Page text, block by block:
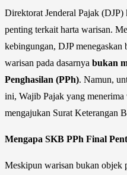
Direktorat Jenderal Pajak
penting terkait harta warisan.
kebingungan, DJP menegaskan
warisan pada dasarnya bukan
Penghasilan (PPh). Namun,
ini, Wajib Pajak yang
mengajukan Surat Keterangan
Mengapa SKB PPh Final
Meskipun warisan bukan objek